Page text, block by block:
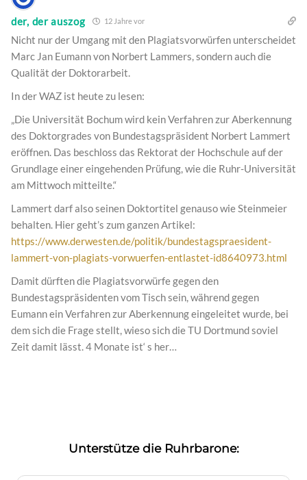
der, der auszog 12 Jahre vor
Nicht nur der Umgang mit den Plagiatsvorwürfen unterscheidet
Marc Jan Eumann von Norbert Lammers, sondern auch die
Qualität der Doktorarbeit.
In der WAZ ist heute zu lesen:
„Die Universität Bochum wird kein Verfahren zur Aberkennung
des Doktorgrades von Bundestagspräsident Norbert Lammert
eröffnen. Das beschloss das Rektorat der Hochschule auf der
Grundlage einer eingehenden Prüfung, wie die Ruhr-Universität
am Mittwoch mitteilte.“
Lammert darf also seinen Doktortitel genauso wie Steinmeier
behalten. Hier geht’s zum ganzen Artikel:
https://www.derwesten.de/politik/bundestagspraesident-
lammert-von-plagiats-vorwuerfen-entlastet-id8640973.html
Damit dürften die Plagiatsvorwürfe gegen den
Bundestagspräsidenten vom Tisch sein, während gegen
Eumann ein Verfahren zur Aberkennung eingeleitet wurde, bei
dem sich die Frage stellt, wieso sich die TU Dortmund soviel
Zeit damit lässt. 4 Monate ist‘ s her…
Unterstütze die Ruhrbarone: